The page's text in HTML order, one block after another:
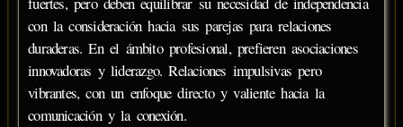
con la consideración hacia sus parejas para relaciones
duraderas. En el ámbito profesional, prefieren asociaciones
innovadoras y liderazgo. Relaciones impulsivas pero
vibrantes, con un enfoque directo y valiente hacia la
comunicación y la conexión.